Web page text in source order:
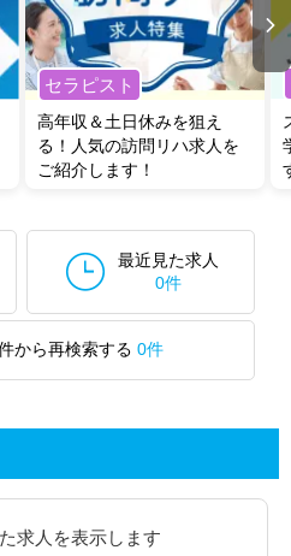
セラピスト
高年収＆土日休みを狙え
る！人気の訪問リハ求人を
ご紹介します！
最近見た求人
0件
から再検索する 0件
求人を表示します